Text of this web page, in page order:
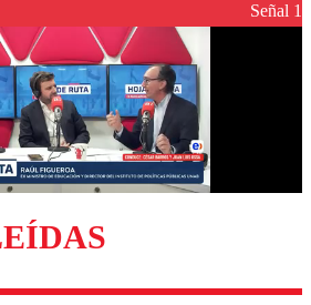
moderados para garantizar un
diálogo respetuoso.
Enviar comentario
Señal 1